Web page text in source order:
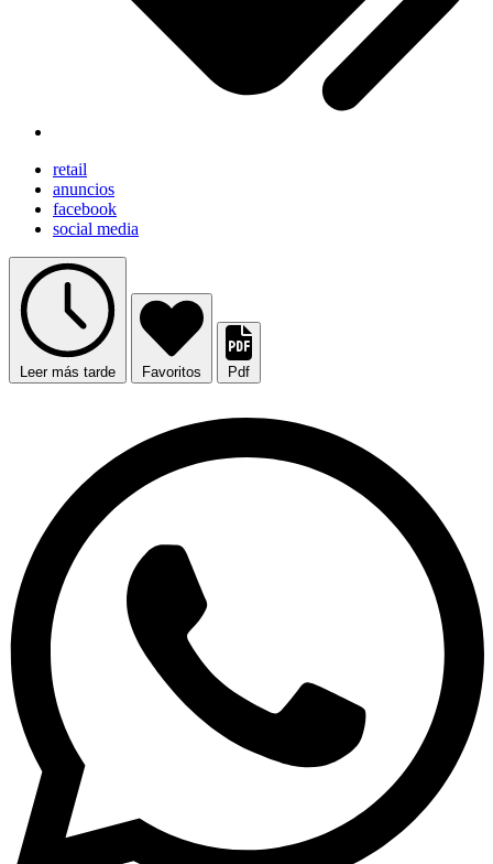
retail
anuncios
facebook
social media
Leer más tarde Favoritos Pdf